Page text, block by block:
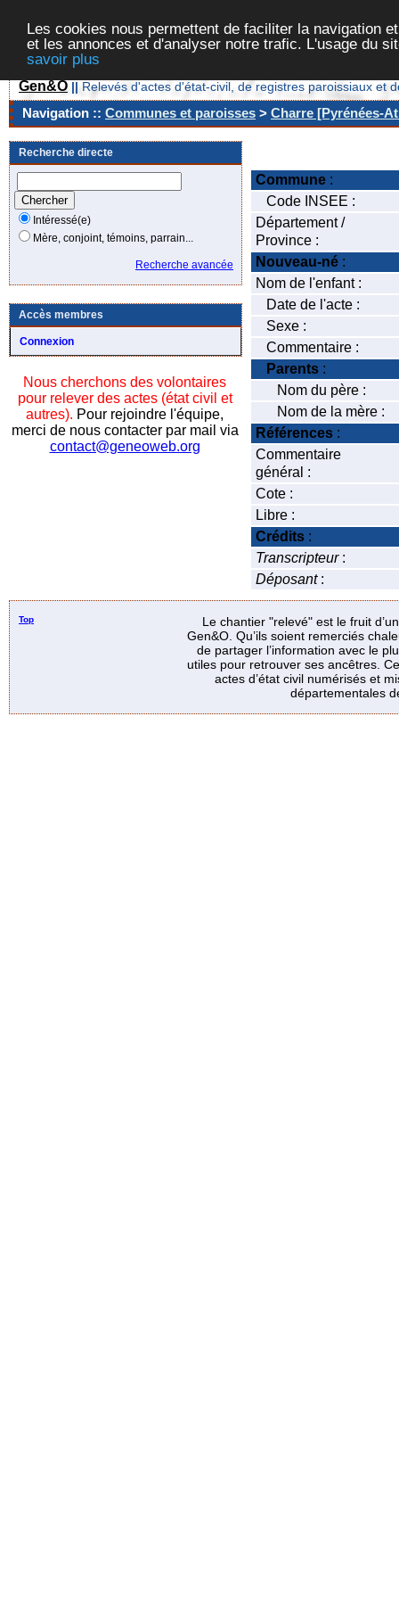
Les cookies nous permettent de faciliter la navigation
et les annonces et d'analyser notre trafic. L'usage du
savoir plus
Gen&O || Relevés d'actes d'état-civil, de registres paroissiaux et
Navigation :: Communes et paroisses > Charre [Pyrénées-
Recherche directe
Intéressé(e)
Mère, conjoint, témoins, parrain...
Recherche avancée
Accès membres
Connexion
Nous cherchons des volontaires
pour relever des actes (état civil et
autres). Pour rejoindre l'équipe,
merci de nous contacter par mail via
contact@geneoweb.org
Commune :
Code INSEE :
Département /
Province :
Nouveau-né :
Nom de l'enfant :
Date de l'acte :
Sexe :
Commentaire :
Parents :
Nom du père :
Nom de la mère :
Références :
Commentaire
général :
Cote :
Libre :
Crédits :
Transcripteur:
Déposant:
Top
Le chantier "relevé" est le fruit
Gen&O. Qu’ils soient remerciés
de partager l’information avec le
utiles pour retrouver ses ancêtres.
actes d’état civil numérisés et
départementales